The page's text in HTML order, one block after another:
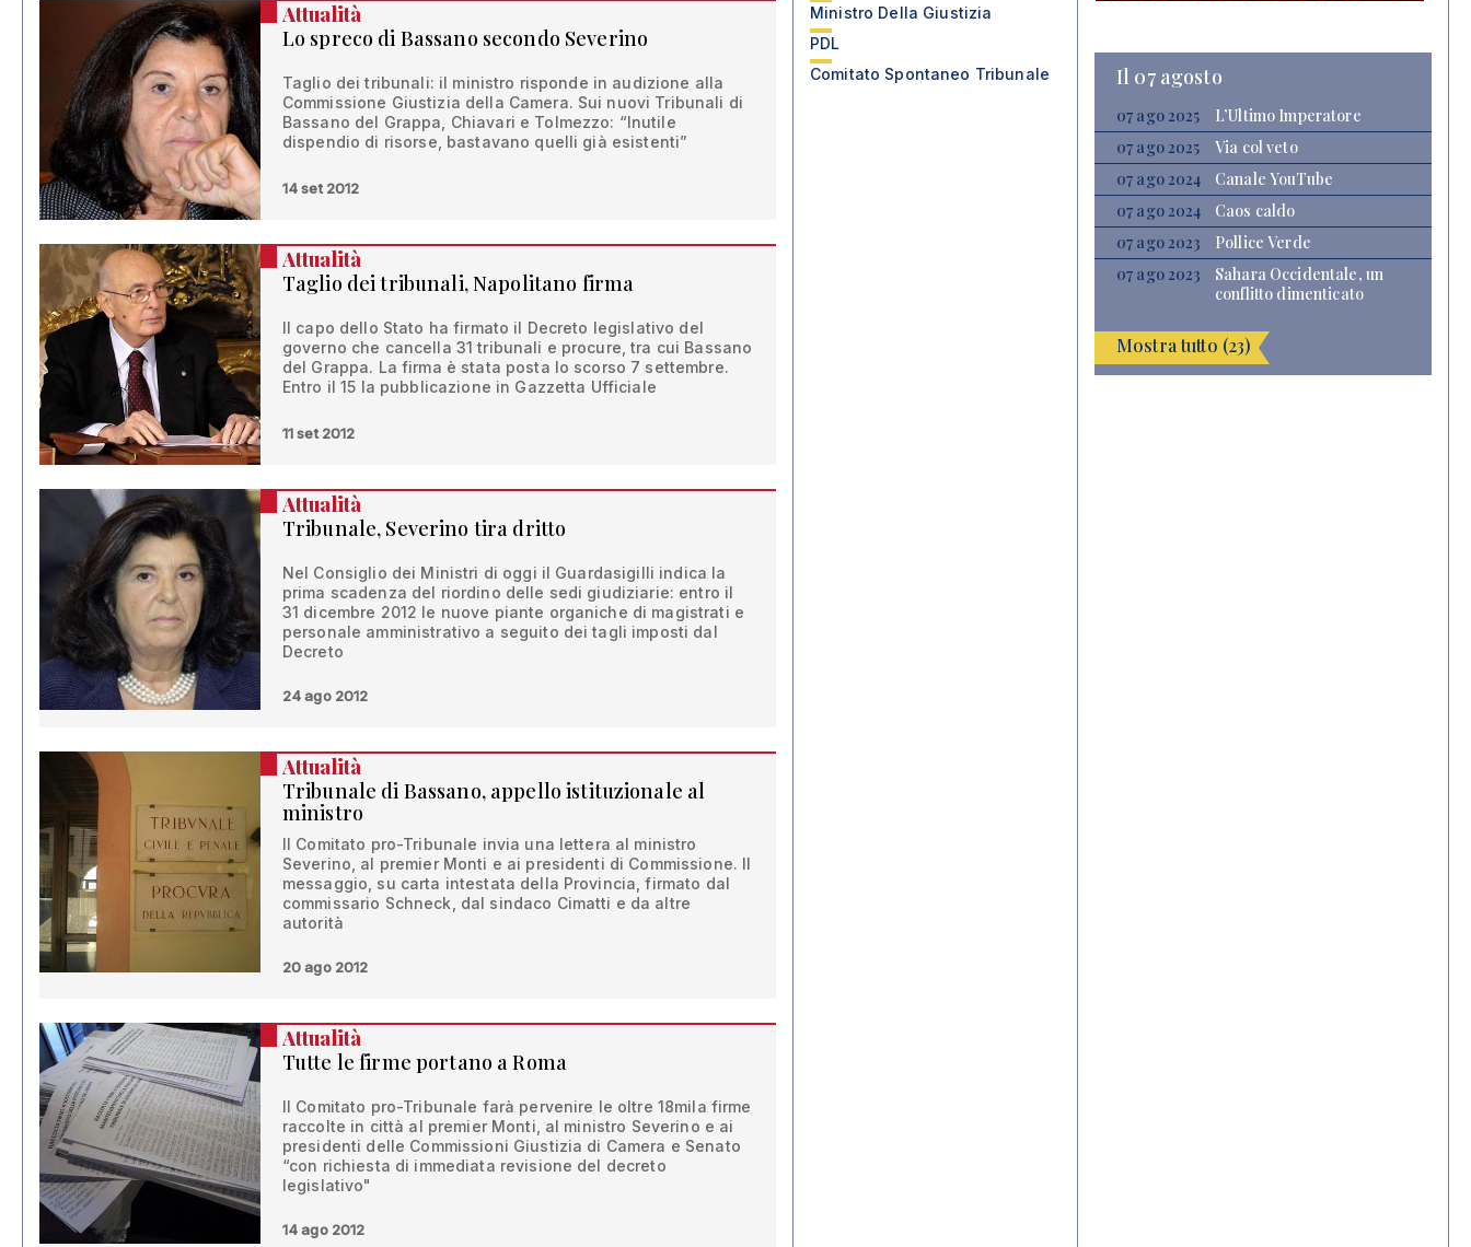
Attualità
Lo spreco di Bassano secondo Severino
Taglio dei tribunali: il ministro risponde in audizione alla
Commissione Giustizia della Camera. Sui nuovi Tribunali di
Bassano del Grappa, Chiavari e Tolmezzo: “Inutile
dispendio di risorse, bastavano quelli già esistenti”
14 set 2012
Attualità
Taglio dei tribunali, Napolitano firma
Il capo dello Stato ha firmato il Decreto legislativo del
governo che cancella 31 tribunali e procure, tra cui Bassano
del Grappa. La firma è stata posta lo scorso 7 settembre.
Entro il 15 la pubblicazione in Gazzetta Ufficiale
11 set 2012
Attualità
Tribunale, Severino tira dritto
Nel Consiglio dei Ministri di oggi il Guardasigilli indica la
prima scadenza del riordino delle sedi giudiziarie: entro il
31 dicembre 2012 le nuove piante organiche di magistrati e
personale amministrativo a seguito dei tagli imposti dal
Decreto
24 ago 2012
Attualità
Tribunale di Bassano, appello istituzionale al
ministro
Il Comitato pro-Tribunale invia una lettera al ministro
Severino, al premier Monti e ai presidenti di Commissione. Il
messaggio, su carta intestata della Provincia, firmato dal
commissario Schneck, dal sindaco Cimatti e da altre
autorità
20 ago 2012
Attualità
Tutte le firme portano a Roma
Il Comitato pro-Tribunale farà pervenire le oltre 18mila firme
raccolte in città al premier Monti, al ministro Severino e ai
presidenti delle Commissioni Giustizia di Camera e Senato
“con richiesta di immediata revisione del decreto
legislativo"
14 ago 2012
Ministro Della Giustizia
PDL
Comitato Spontaneo Tribunale
Il 07 agosto
07 ago 2025
L’Ultimo Imperatore
07 ago 2025
Via col veto
07 ago 2024
Canale YouTube
07 ago 2024
Caos caldo
07 ago 2023
Pollice Verde
07 ago 2023
Sahara Occidentale, un
conflitto dimenticato
Mostra tutto (23)